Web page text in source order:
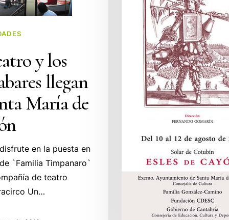
y los
llegan
María de
en la puesta en
`Familia Timpanaro`
de teatro
Un…
Francia
debate
Encuentros